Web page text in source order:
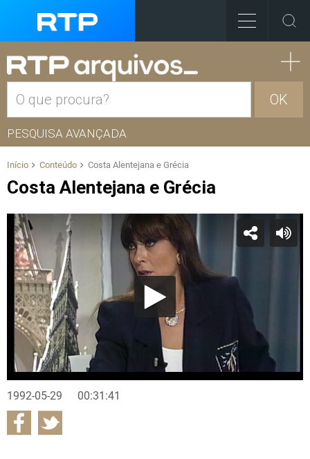
OK
PESQUISA AVANÇADA
Início Conteúdo Costa Alentejana e Grécia
Costa Alentejana e Grécia
1992-05-29 00:31:41